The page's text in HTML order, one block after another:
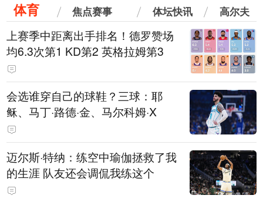
体育 焦点赛事 体坛快讯 高尔夫
上赛季中距离出手排名！德罗赞场
均6.3次第1 KD第2 英格拉姆第3
会选谁穿自己的球鞋？三球：耶
稣、马丁·路德·金、马尔科姆·X
迈尔斯·特纳：练空中瑜伽拯救了我
的生涯 队友还会调侃我练这个